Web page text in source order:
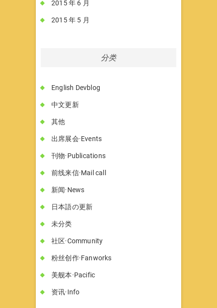
2015 年 6 月
2015 年 5 月
分类
English Devblog
中文更新
其他
出席展会·Events
刊物·Publications
前线来信·Mail call
新闻·News
日本語の更新
未分类
社区·Community
粉丝创作·Fanworks
美舰本·Pacific
资讯·Info